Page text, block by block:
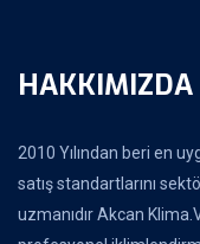
HAKKIMIZDA
2010 Yılından beri en
satış standartlarını
uzmanıdır Akcan